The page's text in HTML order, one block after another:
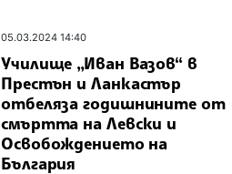
05.03.2024 14:40
Училище „Иван Вазов“ в
Престън и Ланкастър
отбеляза годишнините от
смъртта на Левски и
Освобождението на
България